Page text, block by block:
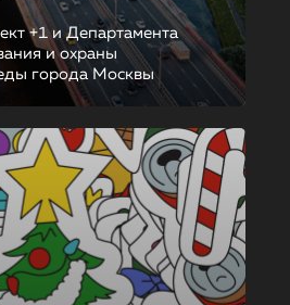
+1 и Департамента
и охраны
города Москвы